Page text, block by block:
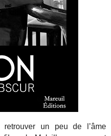
un peu de l’âme